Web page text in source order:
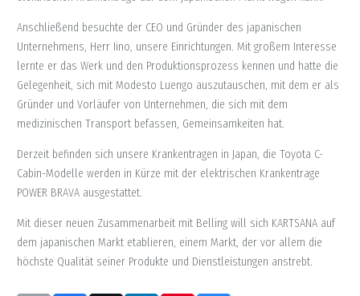
Anschließend besuchte der CEO und Gründer des japanischen
Unternehmens, Herr Iino, unsere Einrichtungen. Mit großem Interesse
lernte er das Werk und den Produktionsprozess kennen und hatte die
Gelegenheit, sich mit Modesto Luengo auszutauschen, mit dem er als
Gründer und Vorläufer von Unternehmen, die sich mit dem
medizinischen Transport befassen, Gemeinsamkeiten hat.
Derzeit befinden sich unsere Krankentragen in Japan, die Toyota C-
Cabin-Modelle werden in Kürze mit der elektrischen Krankentrage
POWER BRAVA ausgestattet.
Mit dieser neuen Zusammenarbeit mit Belling will sich KARTSANA auf
dem japanischen Markt etablieren, einem Markt, der vor allem die
höchste Qualität seiner Produkte und Dienstleistungen anstrebt.